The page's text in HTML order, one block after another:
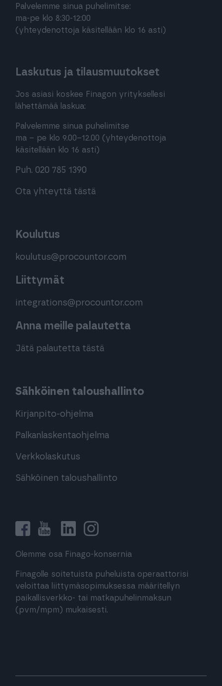
Palvelemme sinua puhelimitse:
ma-pe klo 8:30-12:00
(yhteydenottoja käsitellään klo 16 asti)
Laskutus ja tilausmuutokset
Jos asiasi koskee Finagon yrityksellesi
lähettämää laskua:
Palvelemme sinua puhelimitse
ma – pe klo 9.00–12.00 (yhteydenottoja
käsitellään klo 16 asti)
Puh. 020 785 1390
Ota yhteyttä tästä
Koulutus
koulutus@procountor.com
Liittymät
integrations@procountor.com
Anna meille palautetta
Jätä palautetta tästä
Sähköinen taloushallinto
Kirjanpito-ohjelma
Palkanlaskentaohjelma
Verkkolaskutus
Sähköinen taloushallinto
Olemme osa Finago-konsernia
Finagolle soitetuista puheluista operaattorisi
veloittaa liittymäsopimuksessa määritellyn
paikallisverkko- tai matkapuhelinmaksun
(pvm/mpm) mukaisesti.